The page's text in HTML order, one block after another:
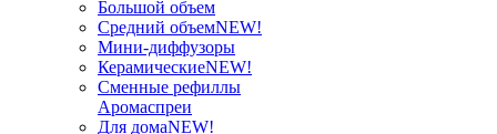
Большой объем
Средний объемNEW!
Мини-диффузоры
КерамическиеNEW!
Сменные рефиллы
Аромаспреи
Для домаNEW!